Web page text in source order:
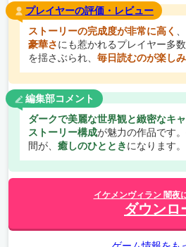
プレイヤーの評価・レビュー
ストーリーの完成度が非常に高く
豪華さにも惹かれるプレイヤー多
を揺さぶられ、 毎日読むのが楽しみ
編集部コメント
ダークで美麗な世界観と緻密なキ
ストーリー構成が魅力の作品です
間が、 癒しのひとときになります。
イケメンヴィラン 闇夜
ダウンロ